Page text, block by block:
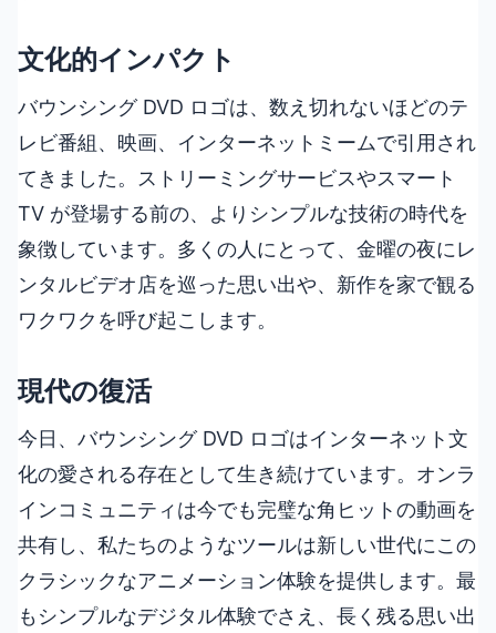
文化的インパクト
バウンシング DVD ロゴは、数え切れないほどのテ
レビ番組、映画、インターネットミームで引用され
てきました。ストリーミングサービスやスマート
TV が登場する前の、よりシンプルな技術の時代を
象徴しています。多くの人にとって、金曜の夜にレ
ンタルビデオ店を巡った思い出や、新作を家で観る
ワクワクを呼び起こします。
現代の復活
今日、バウンシング DVD ロゴはインターネット文
化の愛される存在として生き続けています。オンラ
インコミュニティは今でも完璧な角ヒットの動画を
共有し、私たちのようなツールは新しい世代にこの
クラシックなアニメーション体験を提供します。最
もシンプルなデジタル体験でさえ、長く残る思い出